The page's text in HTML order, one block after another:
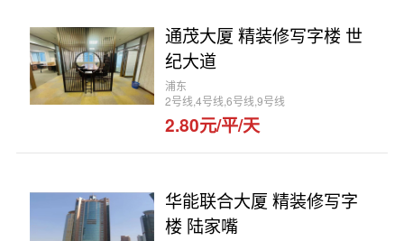
通茂大厦 精装修写字楼 世
纪大道
浦东
2号线,4号线,6号线,9号线
2.80元/平/天
华能联合大厦 精装修写字
楼 陆家嘴